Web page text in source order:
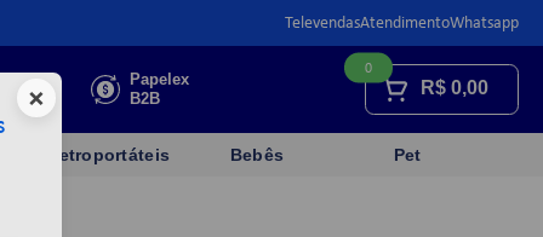
TelevendasAtendimentoWhatsapp
Faça sua
cotação
Papelex
B2B
R$ 0,00
0
Eletroportáteis Bebês Pet
×